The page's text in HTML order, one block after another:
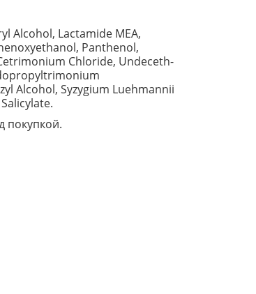
Alcohol, Lactamide MEA,
Panthenol,
Chloride, Undeceth-
Alcohol, Syzygium Luehmannii
покупкой.